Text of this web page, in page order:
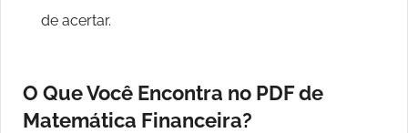
de acertar.
O Que Você Encontra no PDF de
Matemática Financeira?